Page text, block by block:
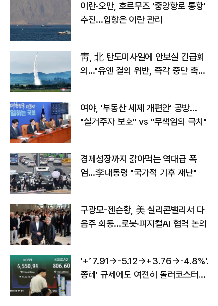
이란·오만, 호르무즈 '중앙항로 통항'
추진…입항은 이란 관리
靑, 北 탄도미사일에 안보실 긴급회
의…"유엔 결의 위반, 즉각 중단 촉
여야, '부동산 세제 개편안' 공방…
"실거주자 보호" vs "무책임의 극치"
경제성장까지 갉아먹는 역대급 폭
염…李대통령 "국가적 기후 재난"
구광모-젠슨황, 美 실리콘밸리서 다
음주 회동…로봇·피지컬AI 협력 논의
'+17.91→-5.12→+3.76→-4.8%'…'
종레' 규제에도 여전히 롤러코스터